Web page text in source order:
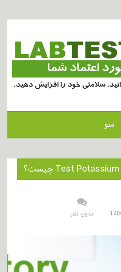
منو
بدون نظر